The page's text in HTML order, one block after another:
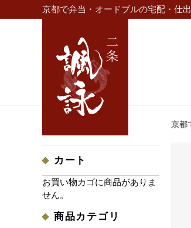
京都で弁当・オードブルの宅配・仕
カート
お買い物カゴに商品がありま
せん。
商品カテゴリ
京都